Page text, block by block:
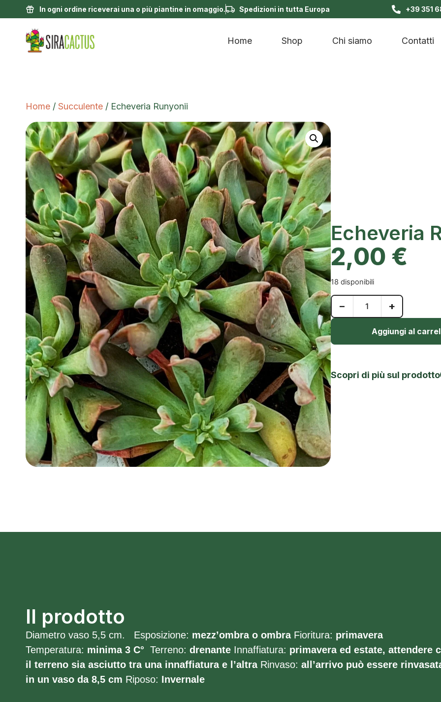
In ogni ordine riceverai una o più piantine in omaggio. Spedizioni in tutta Europa +39 351
Home Shop Chi siamo Contatti
Home / Succulente / Echeveria Runyonii
Echeveria
2,00 €
18 disponibili
− +
Aggiungi al
Scopri di più sul prodotto
Il prodotto
Diametro vaso 5,5 cm. Esposizione: mezz’ombra o ombraFioritura: primavera
Temperatura: minima 3 C° Terreno: drenante Innaffiatura: primavera ed estate, attendere
il terreno sia asciutto tra una innaffiatura e l’altraRinvaso: all’arrivo può essere
in un vaso da 8,5 cm Riposo: Invernale